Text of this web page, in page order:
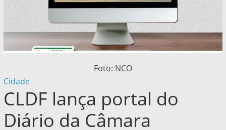
Foto: NCO
Cidade
CLDF lança portal do
Diário da Câmara